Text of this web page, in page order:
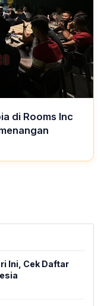
di Rooms Inc
Ini, Cek Daftar